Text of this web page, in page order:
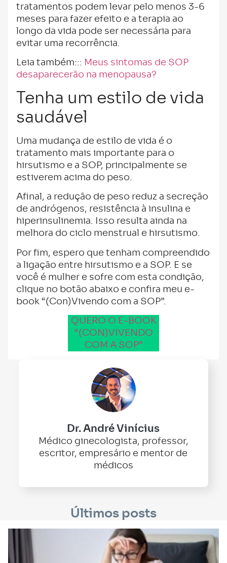
tratamentos podem levar pelo menos 3-6
meses para fazer efeito e a terapia ao
longo da vida pode ser necessária para
evitar uma recorrência.
Leia também::: Meus sintomas de SOP
desaparecerão na menopausa?
Tenha um estilo de vida
saudável
Uma mudança de estilo de vida é o
tratamento mais importante para o
hirsutismo e a SOP, principalmente se
estiverem acima do peso.
Afinal, a redução de peso reduz a secreção
de andrógenos, resistência à insulina e
hiperinsulinemia. Isso resulta ainda na
melhora do ciclo menstrual e hirsutismo.
Por fim, espero que tenham compreendido
a ligação entre hirsutismo e a SOP. E se
você é mulher e sofre com esta condição,
clique no botão abaixo e confira meu e-
book “(Con)Vivendo com a SOP”.
QUERO O E-BOOK
“(CON)VIVENDO
COM A SOP”
Dr. André Vinícius
Médico ginecologista, professor,
escritor, empresário e mentor de
médicos
Últimos posts